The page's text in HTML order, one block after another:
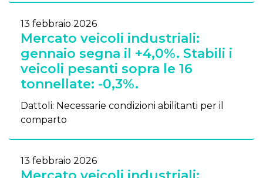
13 febbraio 2026
Mercato veicoli industriali:
gennaio segna il +4,0%. Stabili i
veicoli pesanti sopra le 16
tonnellate: -0,3%.
Dattoli: Necessarie condizioni abilitanti per il
comparto
13 febbraio 2026